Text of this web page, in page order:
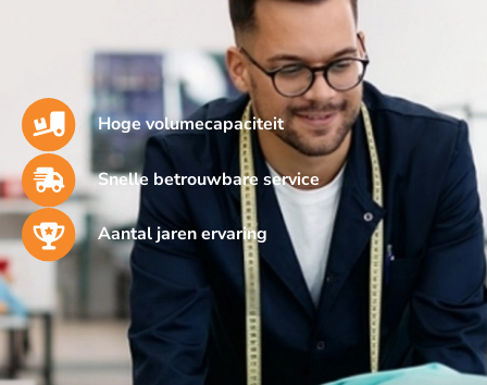
Hoge volumecapaciteit
Snelle betrouwbare service
Aantal jaren ervaring